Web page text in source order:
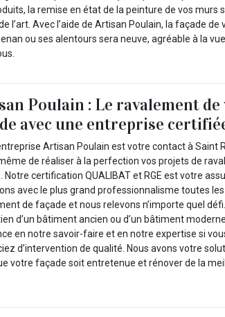
la remise en état de la peinture de vos murs
l’art. Avec l’aide de Artisan Poulain, la façade de
ou ses alentours sera neuve, agréable à la
Poulain : Le ravalement
avec une entreprise
Artisan Poulain est votre contact à Saint
de réaliser à la perfection vos projets de
Notre certification QUALIBAT et RGE est votre
avec le plus grand professionnalisme toutes les
de façade et nous relevons n’importe quel
d’un bâtiment ancien ou d’un bâtiment
en notre savoir-faire et en notre expertise si
d’intervention de qualité. Nous avons votre
votre façade soit entretenue et rénover de la